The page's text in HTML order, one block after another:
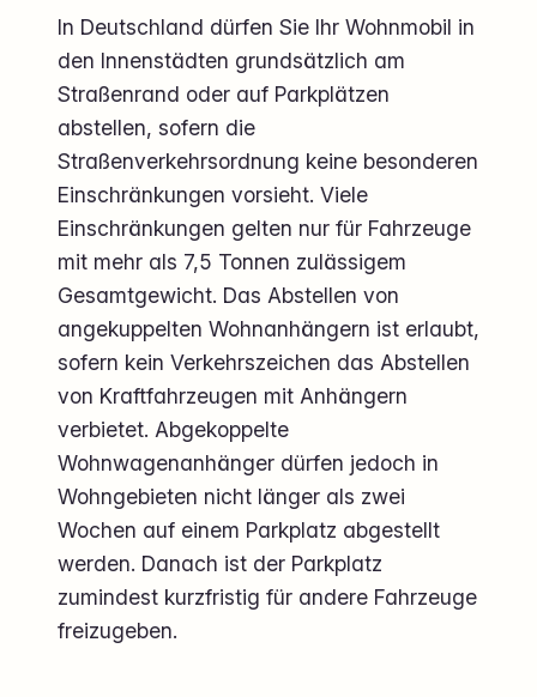
In Deutschland dürfen Sie Ihr Wohnmobil in
den Innenstädten grundsätzlich am
Straßenrand oder auf Parkplätzen
abstellen, sofern die
Straßenverkehrsordnung keine besonderen
Einschränkungen vorsieht. Viele
Einschränkungen gelten nur für Fahrzeuge
mit mehr als 7,5 Tonnen zulässigem
Gesamtgewicht. Das Abstellen von
angekuppelten Wohnanhängern ist erlaubt,
sofern kein Verkehrszeichen das Abstellen
von Kraftfahrzeugen mit Anhängern
verbietet. Abgekoppelte
Wohnwagenanhänger dürfen jedoch in
Wohngebieten nicht länger als zwei
Wochen auf einem Parkplatz abgestellt
werden. Danach ist der Parkplatz
zumindest kurzfristig für andere Fahrzeuge
freizugeben.